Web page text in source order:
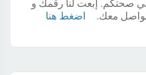
صحتكم. إبعت لنا رقمك و
معك.
اضغط هنا